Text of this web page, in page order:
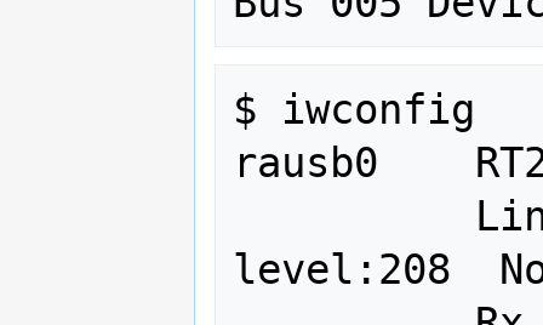
$ iwconfig
rausb0
level:208